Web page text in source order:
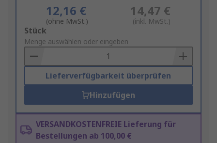
12,16 €
(ohne MwSt.)
14,47 €
(inkl. MwSt.)
Add
to
Basket
Stück
Menge auswählen oder eingeben
Lieferverfügbarkeit überprüfen
Hinzufügen
VERSANDKOSTENFREIE Lieferung für
Bestellungen ab 100,00 €